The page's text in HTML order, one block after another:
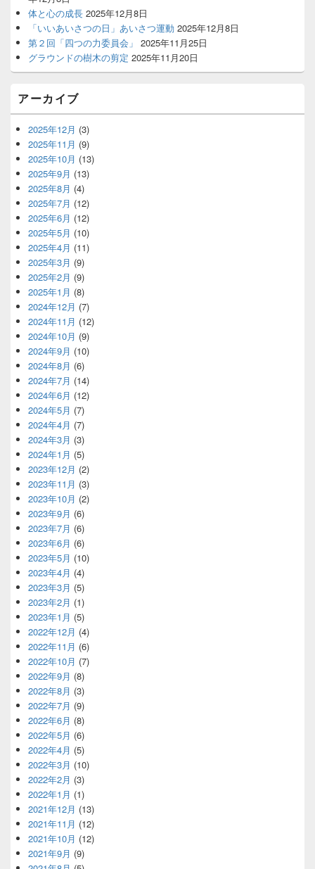
ア
体と心の成長 2025年12月8日
「いいあいさつの日」あいさつ運動 2025年12月8日
第２回「四つの力委員会」 2025年11月25日
グラウンドの樹木の剪定 2025年11月20日
アーカイブ
2025年12月 (3)
2025年11月 (9)
2025年10月 (13)
2025年9月 (13)
2025年8月 (4)
2025年7月 (12)
2025年6月 (12)
2025年5月 (10)
2025年4月 (11)
2025年3月 (9)
2025年2月 (9)
2025年1月 (8)
2024年12月 (7)
2024年11月 (12)
2024年10月 (9)
2024年9月 (10)
2024年8月 (6)
2024年7月 (14)
2024年6月 (12)
2024年5月 (7)
2024年4月 (7)
2024年3月 (3)
2024年1月 (5)
2023年12月 (2)
2023年11月 (3)
2023年10月 (2)
2023年9月 (6)
2023年7月 (6)
2023年6月 (6)
2023年5月 (10)
2023年4月 (4)
2023年3月 (5)
2023年2月 (1)
2023年1月 (5)
2022年12月 (4)
2022年11月 (6)
2022年10月 (7)
2022年9月 (8)
2022年8月 (3)
2022年7月 (9)
2022年6月 (8)
2022年5月 (6)
2022年4月 (5)
2022年3月 (10)
2022年2月 (3)
2022年1月 (1)
2021年12月 (13)
2021年11月 (12)
2021年10月 (12)
2021年9月 (9)